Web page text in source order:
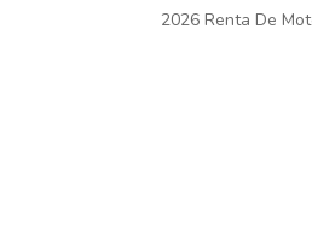
2026 Renta De